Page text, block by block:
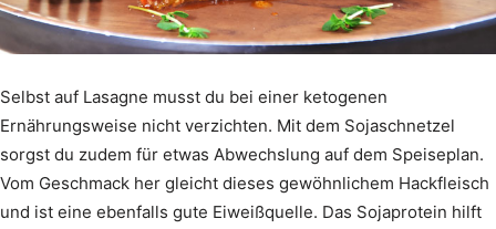
Selbst auf Lasagne musst du bei einer ketogenen
Ernährungsweise nicht verzichten. Mit dem Sojaschnetzel
sorgst du zudem für etwas Abwechslung auf dem Speiseplan.
Vom Geschmack her gleicht dieses gewöhnlichem Hackfleisch
und ist eine ebenfalls gute Eiweißquelle. Das Sojaprotein hilft